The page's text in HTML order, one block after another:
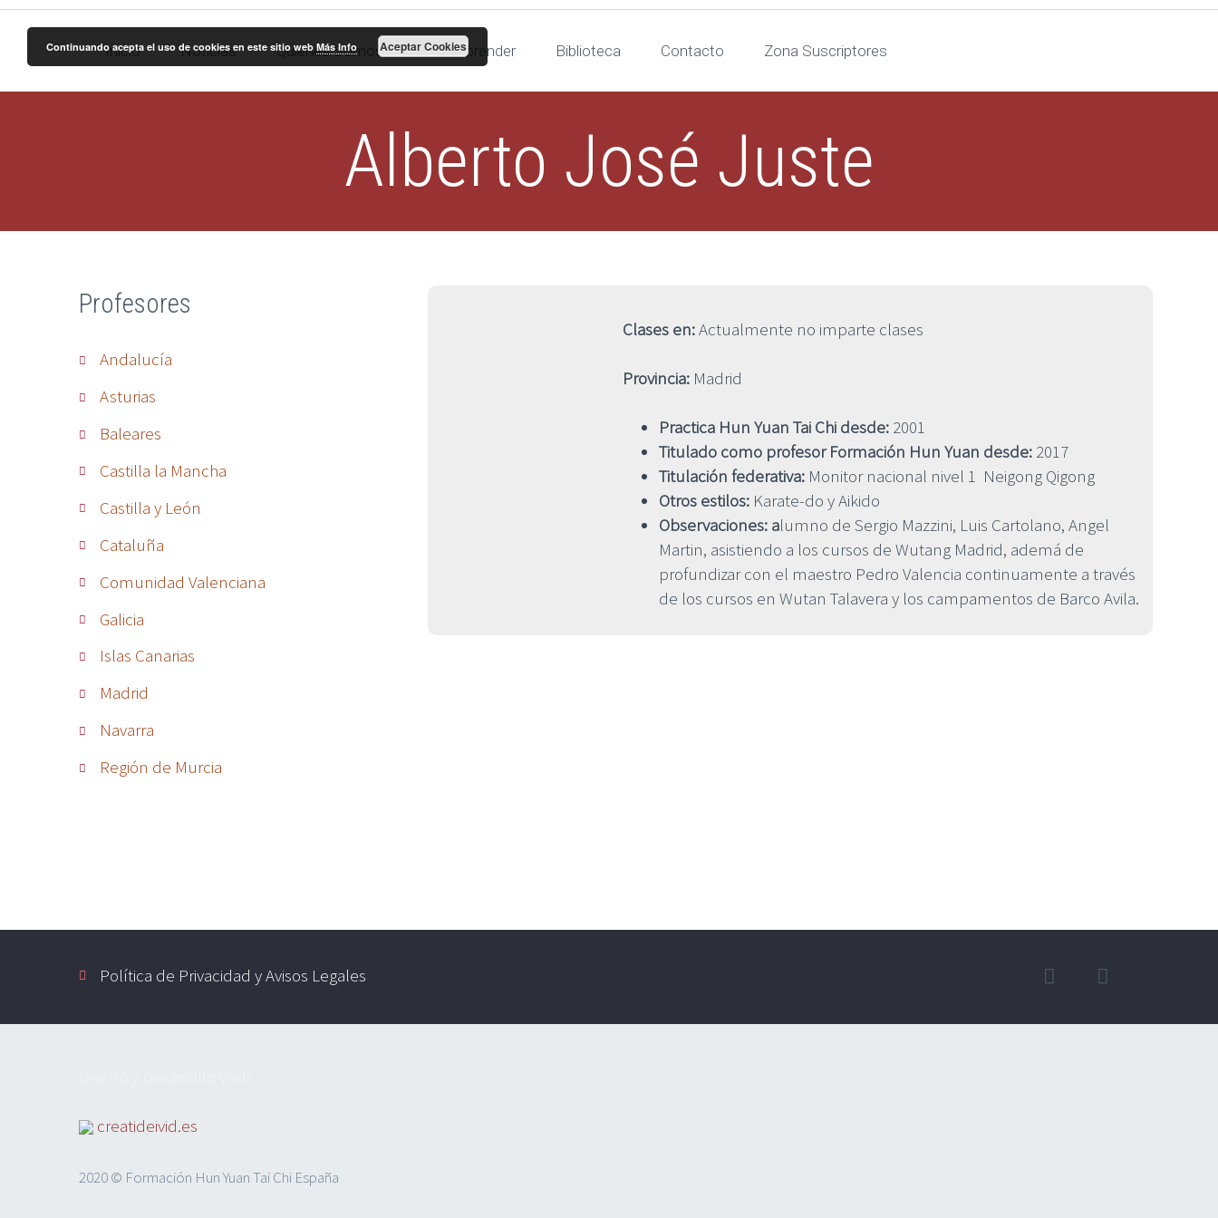
Inicio Noticias Quienes Somos Para aprender Biblioteca Contacto Zona Suscriptores
Alberto José Juste
Profesores
Andalucía
Asturias
Baleares
Castilla la Mancha
Castilla y León
Cataluña
Comunidad Valenciana
Galicia
Islas Canarias
Madrid
Navarra
Región de Murcia
Clases en:Actualmente no imparte clases
Provincia: Madrid
Practica Hun Yuan Tai Chi desde: 2001
Titulado como profesor Formación Hun Yuan desde: 2017
Titulación federativa: Monitor nacional nivel 1 Neigong Qigong
Otros estilos: Karate-do y Aikido
Observaciones: alumno de Sergio Mazzini, Luis Cartolano, Angel
Martin, asistiendo a los cursos de Wutang Madrid, ademá de
profundizar con el maestro Pedro Valencia continuamente a través
de los cursos en Wutan Talavera y los campamentos de Barco Avila.
Política de Privacidad y Avisos Legales
creatideivid.es
2020 © Formación Hun Yuan Tai Chi España
Continuando acepta el uso de cookies en este sitio web Más Info Aceptar Cookies